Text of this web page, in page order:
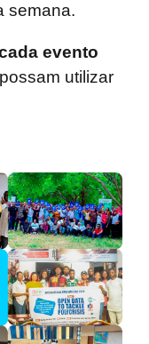
semana.
evento
utilizar